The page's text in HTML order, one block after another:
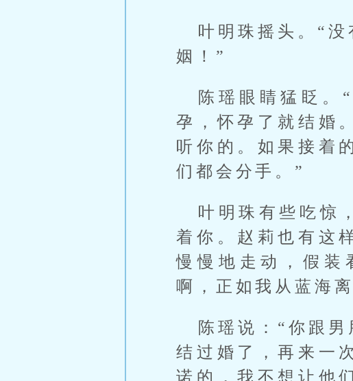
叶明珠摇头。“
姻！”
陈瑶眼睛猛眨。
孕，怀孕了就结婚
听你的。如果接着
们都会分手。”
叶明珠有些吃惊
着你。赵莉也有这
慢慢地走动，假装
啊，正如我从蓝海
陈瑶说：“你跟
结过婚了，再来一
诺的，我不想让他